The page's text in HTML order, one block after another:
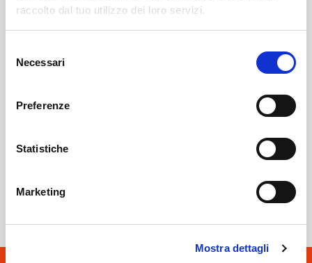
raccolto dal tuo utilizzo dei loro servizi.
delNecessari
Preferenze
Statistiche
Marketing
Mostra dettagli
SOF Società Onoranze Funebri